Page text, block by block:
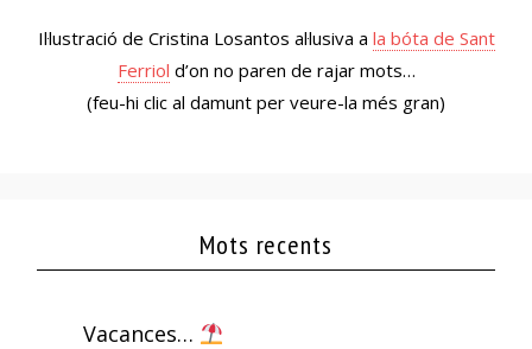
Il·lustració de Cristina Losantos al·lusiva a la bóta de Sant
Ferriol d’on no paren de rajar mots…
(feu-hi clic al damunt per veure-la més gran)
Mots recents
Vacances…